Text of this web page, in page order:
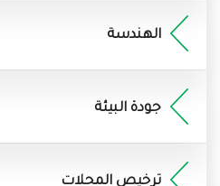
الهندسة
جودة البيئة
ترخيص المحلات